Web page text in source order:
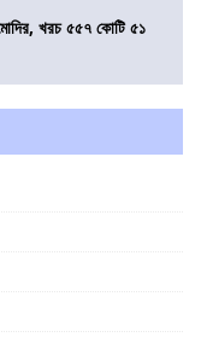
খরচ ৫৫৭ কোটি ৫১